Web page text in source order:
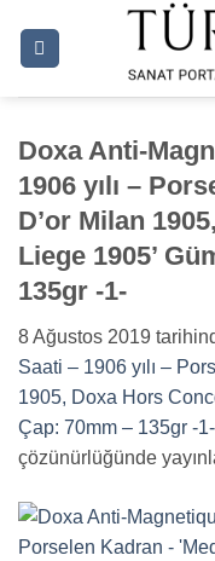
Doxa Anti-
1906 yılı –
D’or Milan
Liege 1905’
135gr -1-
8 Ağustos 2019
Saati – 1906 yılı –
1905, Doxa Hors
Çap: 70mm – 135gr -1-
çözünürlüğünde